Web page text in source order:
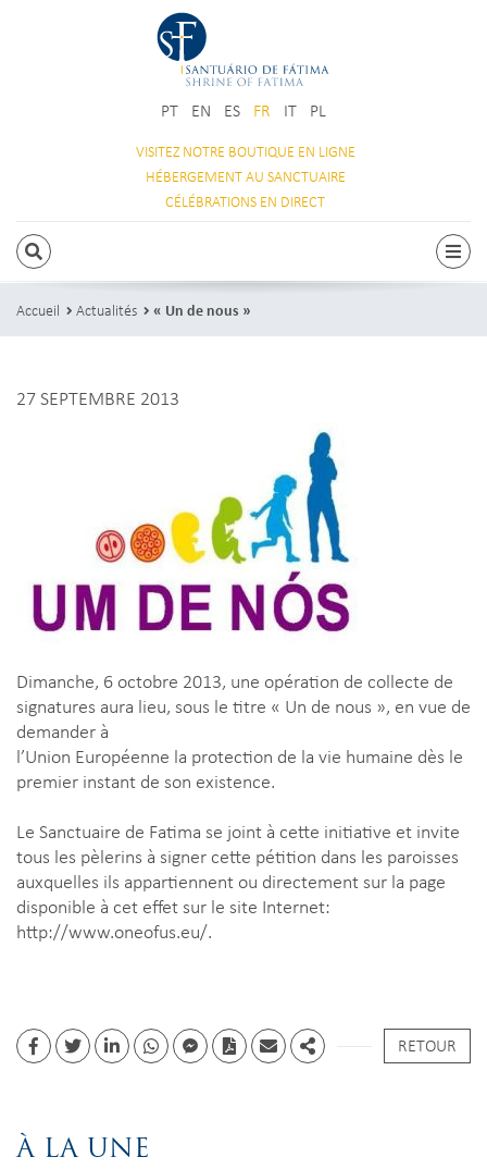
PT EN ES FR IT PL
VISITEZ NOTRE BOUTIQUE EN LIGNE
HÉBERGEMENTAU SANCTUAIRE
CÉLÉBRATIONS EN DIRECT
RECHERCHE
Accueil Actualités « Un de nous »
27 SEPTEMBRE 2013
Dimanche, 6 octobre 2013, une opération de collecte de
signatures aura lieu, sous le titre « Un de nous », en vue de
demander à
l’Union Européenne la protection de la vie humaine dès le
premier instant de son existence.
Le Sanctuaire de Fatima se joint à cette initiative et invite
tous les pèlerins à signer cette pétition dans les paroisses
auxquelles ils appartiennent ou directement sur la page
disponible à cet effet sur le site Internet:
http://www.oneofus.eu/.
FacebookTwitterLinkedinwhatsappfacebook messenger
PDF EmailShare
RETOUR
À LA UNE